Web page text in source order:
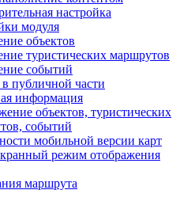
настройка
модуля
объектов
туристических маршрутов
событий
публичной части
информация
объектов, туристических
событий
мобильной версии карт
режим отображения
маршрута